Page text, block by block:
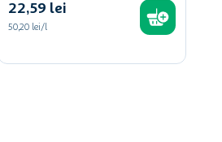
22,59 lei
50,20 lei/l